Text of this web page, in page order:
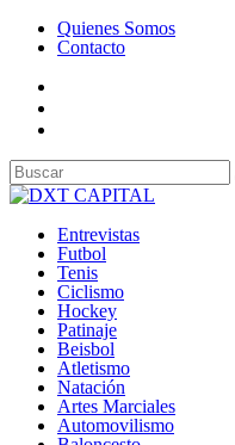
Quienes Somos
Contacto
Entrevistas
Futbol
Tenis
Ciclismo
Hockey
Patinaje
Beisbol
Atletismo
Natación
Artes Marciales
Automovilismo